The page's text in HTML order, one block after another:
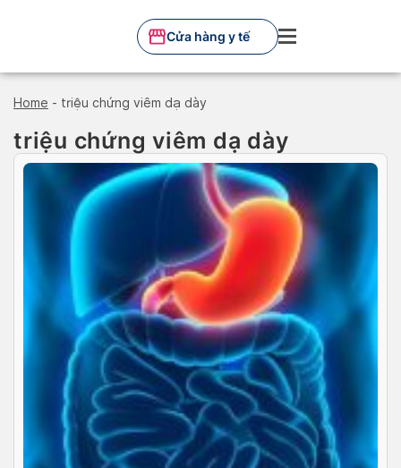
Cửa hàng y tế
Home - triệu chứng viêm dạ dày
triệu chứng viêm dạ dày